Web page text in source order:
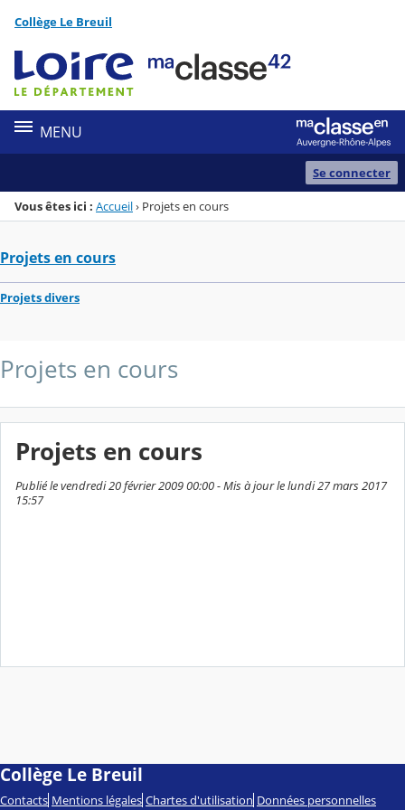
Menu de la rubrique
Contenu
Collège Le Breuil
MENU
Se connecter
Vous êtes ici : Accueil› Projets en cours
Projets en cours
Projets divers
Projets en cours
Projets en cours
Publié le vendredi 20 février 2009 00:00 - Mis à jour le lundi 27 mars 2017
15:57
Collège Le Breuil
Contacts Mentions légales Chartes d'utilisation Données personnelles